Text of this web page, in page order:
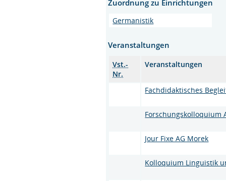
Zuordnung zu Einrichtungen
Germanistik
Veranstaltungen
Vst.-
Nr.
Veranstaltungen
Fachdidaktisches
Forschungskolloquium
Jour Fixe AG Morek
Kolloquium Linguistik